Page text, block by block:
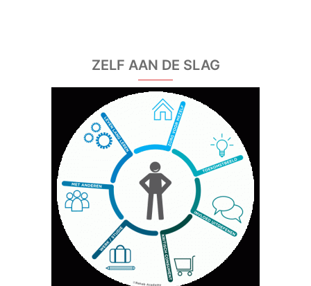
ZELF AAN DE SLAG